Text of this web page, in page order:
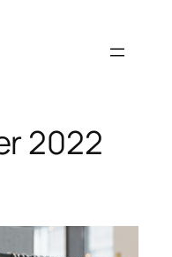
2022